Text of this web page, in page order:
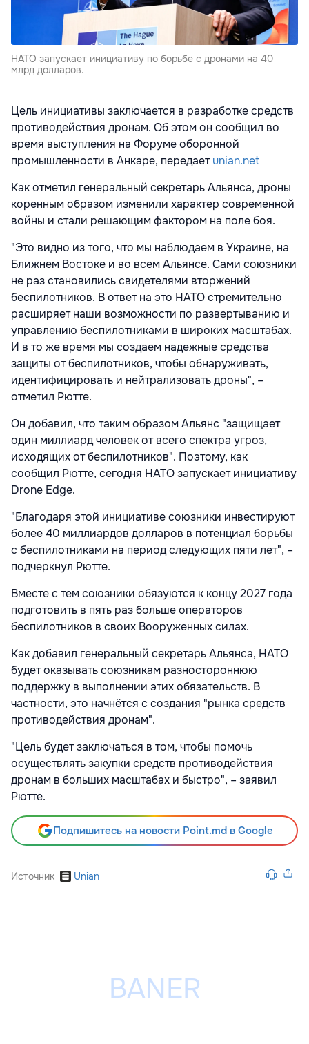
НАТО запускает инициативу по борьбе с дронами на 40
млрд долларов.
Цель инициативы заключается в разработке средств
противодействия дронам. Об этом он сообщил во
время выступления на Форуме оборонной
промышленности в Анкаре, передаетunian.net
Как отметил генеральный секретарь Альянса, дроны
коренным образом изменили характер современной
войны и стали решающим фактором на поле боя.
"Это видно из того, что мы наблюдаем в Украине, на
Ближнем Востоке и во всем Альянсе. Сами союзники
не раз становились свидетелями вторжений
беспилотников. В ответ на это НАТО стремительно
расширяет наши возможности по развертыванию и
управлению беспилотниками в широких масштабах.
И в то же время мы создаем надежные средства
защиты от беспилотников, чтобы обнаруживать,
идентифицировать и нейтрализовать дроны", –
отметил Рютте.
Он добавил, что таким образом Альянс "защищает
один миллиард человек от всего спектра угроз,
исходящих от беспилотников". Поэтому, как
сообщил Рютте, сегодня НАТО запускает инициативу
Drone Edge.
"Благодаря этой инициативе союзники инвестируют
более 40 миллиардов долларов в потенциал борьбы
с беспилотниками на период следующих пяти лет", –
подчеркнул Рютте.
Вместе с тем союзники обязуются к концу 2027 года
подготовить в пять раз больше операторов
беспилотников в своих Вооруженных силах.
Как добавил генеральный секретарь Альянса, НАТО
будет оказывать союзникам разностороннюю
поддержку в выполнении этих обязательств. В
частности, это начнётся с создания "рынка средств
противодействия дронам".
"Цель будет заключаться в том, чтобы помочь
осуществлять закупки средств противодействия
дронам в больших масштабах и быстро", – заявил
Рютте.
Подпишитесь на новости Point.md в Google
Источник Unian